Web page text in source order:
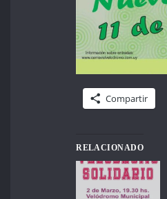
Compartir
RELACIONADO